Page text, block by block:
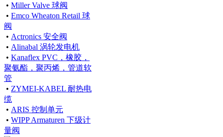
• Miller Valve 球阀
• Emco Wheaton Retail 球
阀
• Actronics 安全阀
• Alinabal 涡轮发电机
• Kanaflex PVC，橡胶，
聚氨酯，聚丙烯，管道软
管
• ZYMEI-KABEL 耐热电
缆
• ARIS 控制单元
• WIPP Armaturen 下级计
量阀